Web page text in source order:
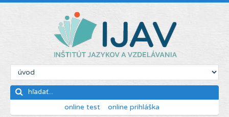
online test online prihláška